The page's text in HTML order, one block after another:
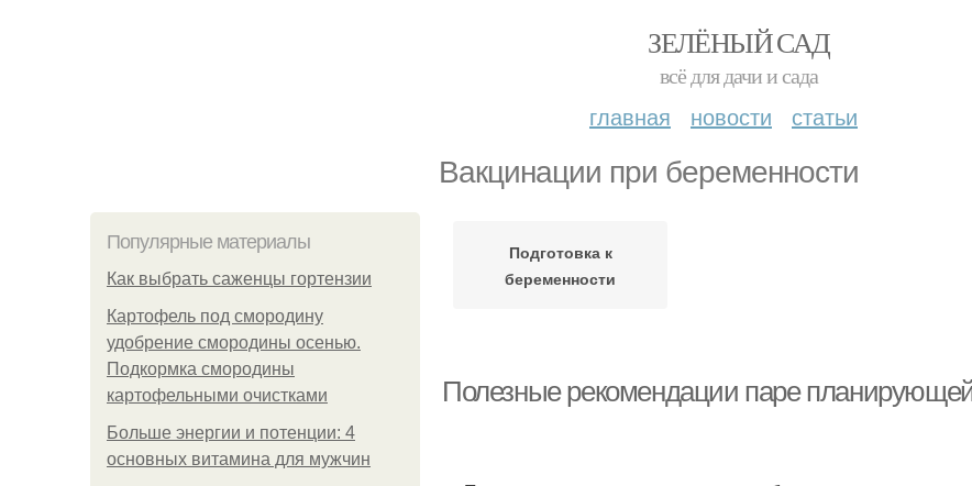
ЗЕЛЁНЫЙ САД
всё для дачи и сада
главная новости статьи
Вакцинации при беременности
Популярные материалы
Как выбрать саженцы гортензии
Картофель под смородину
удобрение смородины осенью.
Подкормка смородины
картофельными очистками
Больше энергии и потенции: 4
основных витамина для мужчин
Подготовка к
беременности
Полезные рекомендации паре